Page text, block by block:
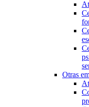
Otras